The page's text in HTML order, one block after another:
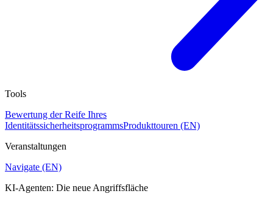
Tools
Bewertung der Reife Ihres
IdentitätssicherheitsprogrammsProdukttouren (EN)
Veranstaltungen
Navigate (EN)
KI-Agenten: Die neue Angriffsfläche